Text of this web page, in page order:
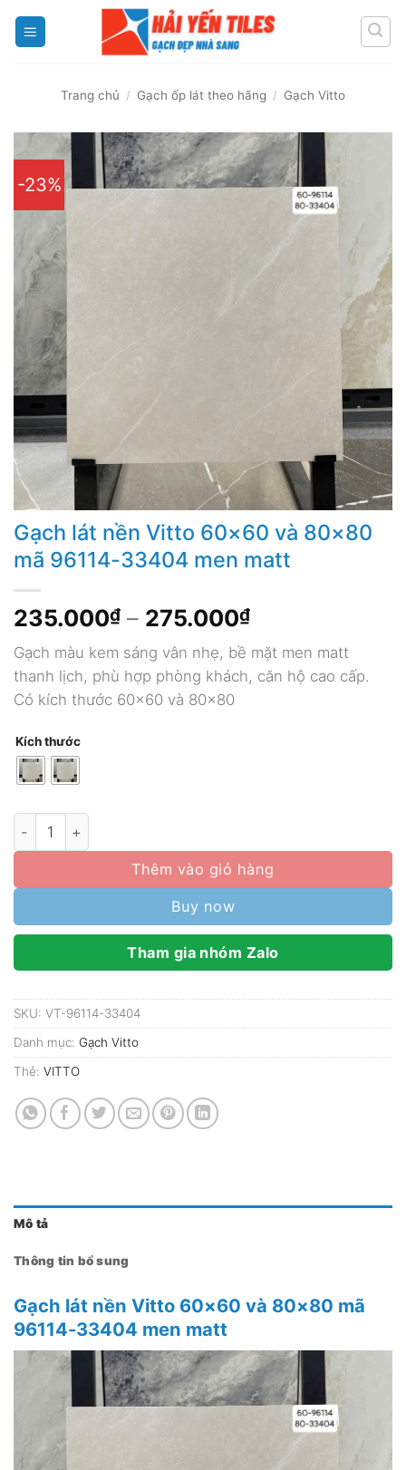
Trang chủ / Gạch ốp lát theo hãng / Gạch Vitto
-23%
Gạch lát nền Vitto 60×60 và 80×80
mã 96114-33404 men matt
235.000₫ – 275.000₫Khoảng
giá:
từ
235.000₫
Gạch màu kem sáng vân nhẹ, bề mặt men matt
thanh lịch, phù hợp phòng khách, căn hộ cao cấp.
Có kích thước 60×60 và 80×80
Kích thước
Gạch lát nền Vitto 60x60 và 80x80 mã 96114-33404
Thêm vào giỏ hàng
Buy now
Tham gia nhóm Zalo
SKU: VT-96114-33404
Danh mục: Gạch Vitto
Thẻ: VITTO
Mô tả
Thông tin bổ sung
Gạch lát nền Vitto 60×60 và 80×80 mã
96114-33404 men matt